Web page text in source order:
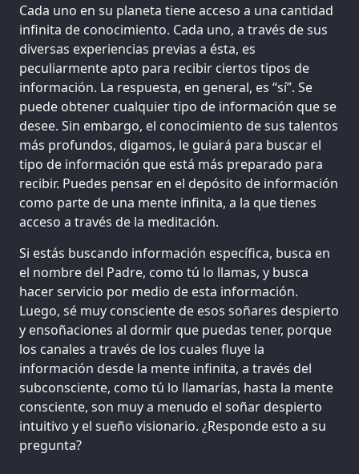
Cada uno en su planeta tiene acceso a una cantidad
infinita de conocimiento. Cada uno, a través de sus
diversas experiencias previas a ésta, es
peculiarmente apto para recibir ciertos tipos de
información. La respuesta, en general, es “sí”. Se
puede obtener cualquier tipo de información que se
desee. Sin embargo, el conocimiento de sus talentos
más profundos, digamos, le guiará para buscar el
tipo de información que está más preparado para
recibir. Puedes pensar en el depósito de información
como parte de una mente infinita, a la que tienes
acceso a través de la meditación.
Si estás buscando información específica, busca en
el nombre del Padre, como tú lo llamas, y busca
hacer servicio por medio de esta información.
Luego, sé muy consciente de esos soñares despierto
y ensoñaciones al dormir que puedas tener, porque
los canales a través de los cuales fluye la
información desde la mente infinita, a través del
subconsciente, como tú lo llamarías, hasta la mente
consciente, son muy a menudo el soñar despierto
intuitivo y el sueño visionario. ¿Responde esto a su
pregunta?